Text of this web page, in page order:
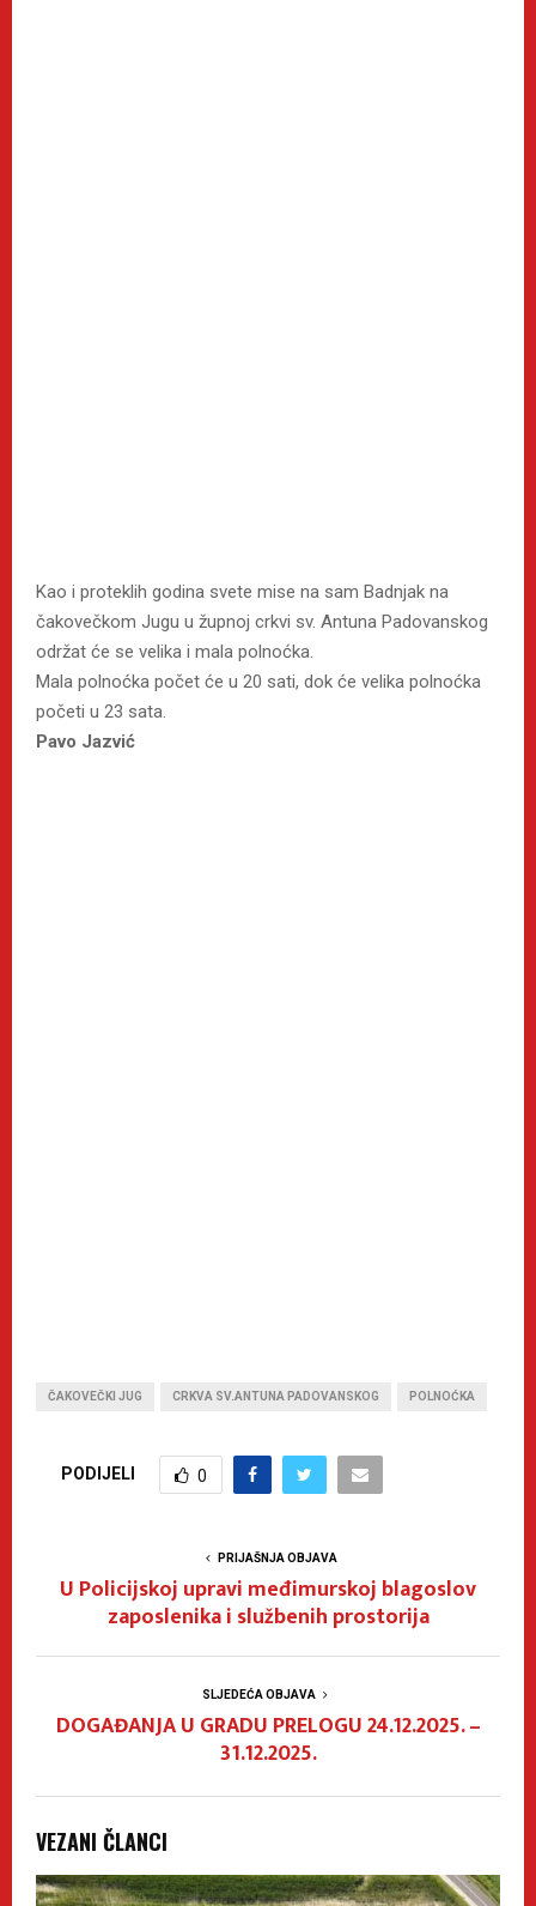
Kao i proteklih godina svete mise na sam Badnjak na
čakovečkom Jugu u župnoj crkvi sv. Antuna Padovanskog
održat će se velika i mala polnoćka.
Mala polnoćka počet će u 20 sati, dok će velika polnoćka
početi u 23 sata.
Pavo Jazvić
ČAKOVEČKI JUG CRKVA SV.ANTUNA PADOVANSKOG POLNOĆKA
PODIJELI 0
PRIJAŠNJA OBJAVA
U Policijskoj upravi međimurskoj blagoslov
zaposlenika i službenih prostorija
SLJEDEĆA OBJAVA
DOGAĐANJA U GRADU PRELOGU 24.12.2025. –
31.12.2025.
VEZANI ČLANCI